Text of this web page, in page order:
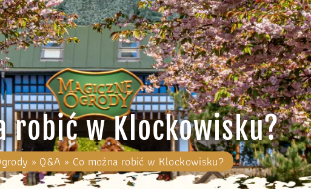
robić w Klockowisku?
» Q&A » Co można robić w Klockowisku?